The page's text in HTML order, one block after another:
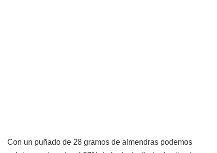
Con un puñado de 28 gramos de almendras podemos